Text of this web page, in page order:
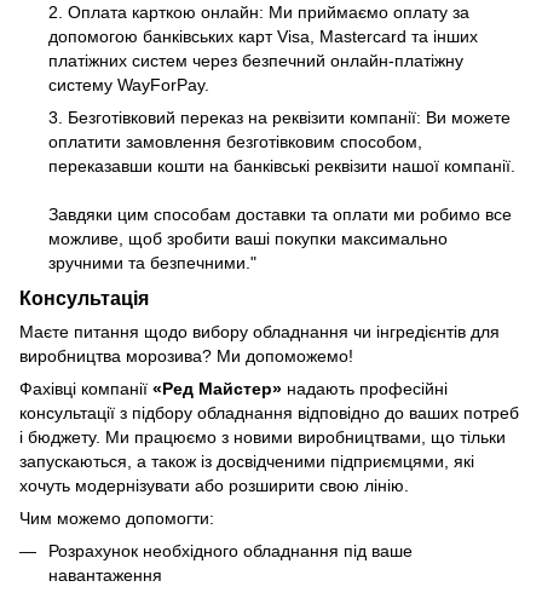
2. Оплата карткою онлайн: Ми приймаємо оплату за
допомогою банківських карт Visa, Mastercard та інших
платіжних систем через безпечний онлайн-платіжну
систему WayForPay.
3. Безготівковий переказ на реквізити компанії: Ви можете
оплатити замовлення безготівковим способом,
переказавши кошти на банківські реквізити нашої компанії.
Завдяки цим способам доставки та оплати ми робимо все
можливе, щоб зробити ваші покупки максимально
зручними та безпечними."
Консультація
Маєте питання щодо вибору обладнання чи інгредієнтів для
виробництва морозива? Ми допоможемо!
Фахівці компанії «Ред Майстер» надають професійні
консультації з підбору обладнання відповідно до ваших потреб
і бюджету. Ми працюємо з новими виробництвами, що тільки
запускаються, а також із досвідченими підприємцями, які
хочуть модернізувати або розширити свою лінію.
Чим можемо допомогти:
Розрахунок необхідного обладнання під ваше
навантаження